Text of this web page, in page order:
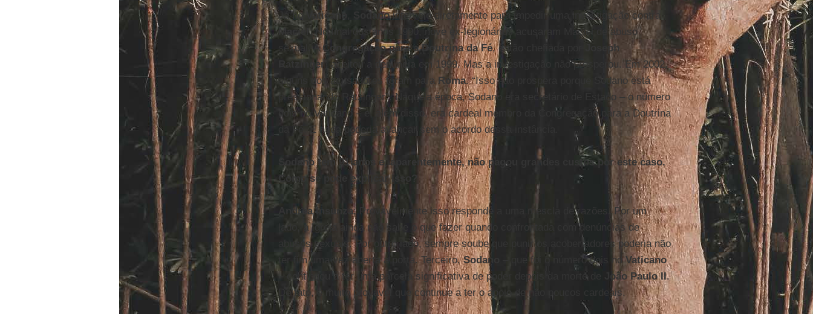
Já no Vaticano Sodanointerveio diretamente para impedir uma investigação contra
Maciel. No final dos anos 1990, nove ex-legionários acusaram Maciel de abuso
sexual. ACongregação para a Doutrina da Fé, então chefiada por
Joseph
Ratzinger , aceitou a denúncia em 1999. Mas a investigação não prosperou. Em 2002,
alguns dos acusadores foram para Roma. “Isso não prospera porque Sodano está
pressionando Ratzinger”. Naquela época, Sodano era secretário de Estado – o número
dois no Vaticano – e, além disso, era cardeal membro da Congregação para a Doutrina
da Fé. E nada poderia avançar sem o acordo dessa instância.
Sodano tem 91 anos e, aparentemente, não pagou grandes custos por este caso.
Como se pode explicar isso?
Andrea Insunza: Provavelmente isso responde a uma mescla de razões. Por um
lado, a Igreja ainda não sabe o que fazer quando confrontada com denúncias de
abusos sexuais. Por outro lado, sempre soube que punir os acobertadores poderia não
ter fim uma vez aberta a porta. Terceiro,Sodano – que foi o número dois noVaticano
– continuou a ter uma parcela significativa de poder depois da morte de
João Paulo II.
De fato, é muito provável que continue a ter o apoio de não poucos cardeais.